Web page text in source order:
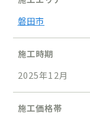
磐田市
施工時期
2025年12月
施工価格帯